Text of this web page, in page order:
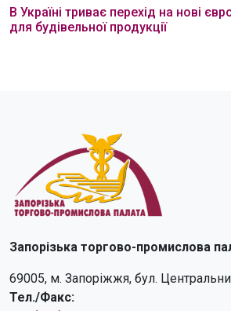
В Україні триває перехід на нові
для будівельної продукції
Запорізька торгово-промислова
69005, м. Запоріжжя, бул.
Тел./Факс: